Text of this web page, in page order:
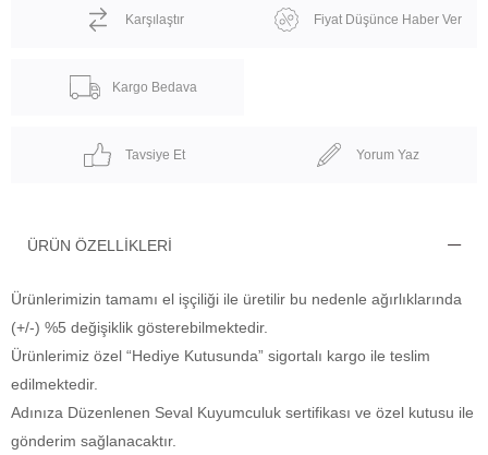
Karşılaştır Fiyat Düşünce Haber Ver
Kargo Bedava
Tavsiye Et Yorum Yaz
ÜRÜN ÖZELLIKLERI
Ürünlerimizin tamamı el işçiliği ile üretilir bu nedenle ağırlıklarında
(+/-) %5 değişiklik gösterebilmektedir.
Ürünlerimiz özel “Hediye Kutusunda” sigortalı kargo ile teslim
edilmektedir.
Adınıza Düzenlenen Seval Kuyumculuk sertifikası ve özel kutusu ile
gönderim sağlanacaktır.